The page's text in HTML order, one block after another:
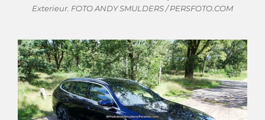
Exterieur. FOTO ANDY SMULDERS / PERSFOTO.COM